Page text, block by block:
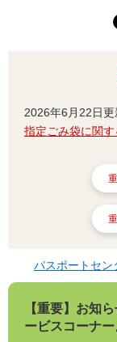
2026年6月22日更
指定ごみ袋に関
パスポートセン
【重要】お知
ービスコーナー